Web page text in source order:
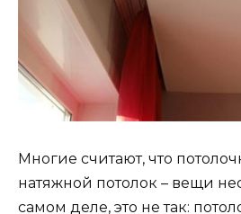
Многие считают, что
натяжной потолок – вещи
самом деле, это не так: